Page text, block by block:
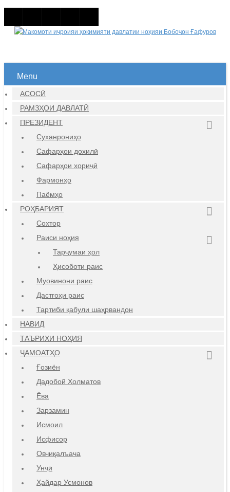
Menu
АСОСӢ
РАМЗҲОИ ДАВЛАТӢ
ПРЕЗИДЕНТ
Суханрониҳо
Сафарҳои дохилӣ
Сафарҳои хориҷӣ
Фармонҳо
Паёмҳо
РОҲБАРИЯТ
Сохтор
Раиси ноҳия
Тарҷумаи ҳол
Ҳисоботи раис
Муовинони раис
Дастгоҳи раис
Тартиби қабули шаҳрвандон
НАВИД
ТАЪРИХИ НОҲИЯ
ҶАМОАТҲО
Ғозиён
Дадобой Холматов
Ёва
Зарзамин
Исмоил
Исфисор
Овчиқалъача
Унҷӣ
Ҳайдар Усмонов